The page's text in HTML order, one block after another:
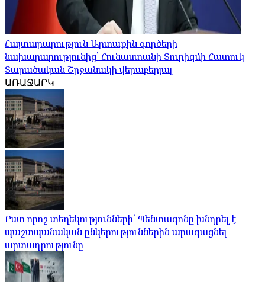
Հայտարարություն Արտաքին գործերի
նախարարությունից՝ Հունաստանի Տուրիզմի Հատուկ
Տարածական Շրջանակի վերաբերյալ
ԱՌԱՋԱՐԿ
Ըստ որոշ տեղեկությունների՝ Պենտագոնը խնդրել է
պաշտպանական ընկերություններին արագացնել
արտադրությունը